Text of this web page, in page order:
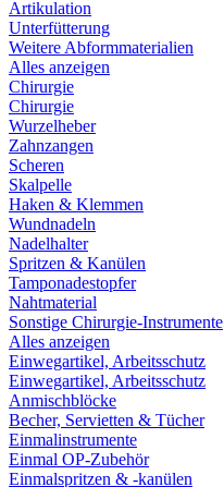
Artikulation
Unterfütterung
Weitere Abformmaterialien
Alles anzeigen
Chirurgie
Chirurgie
Wurzelheber
Zahnzangen
Scheren
Skalpelle
Haken & Klemmen
Wundnadeln
Nadelhalter
Spritzen & Kanülen
Tamponadestopfer
Nahtmaterial
Sonstige Chirurgie-Instrumente
Alles anzeigen
Einwegartikel, Arbeitsschutz
Einwegartikel, Arbeitsschutz
Anmischblöcke
Becher, Servietten & Tücher
Einmalinstrumente
Einmal OP-Zubehör
Einmalspritzen & -kanülen